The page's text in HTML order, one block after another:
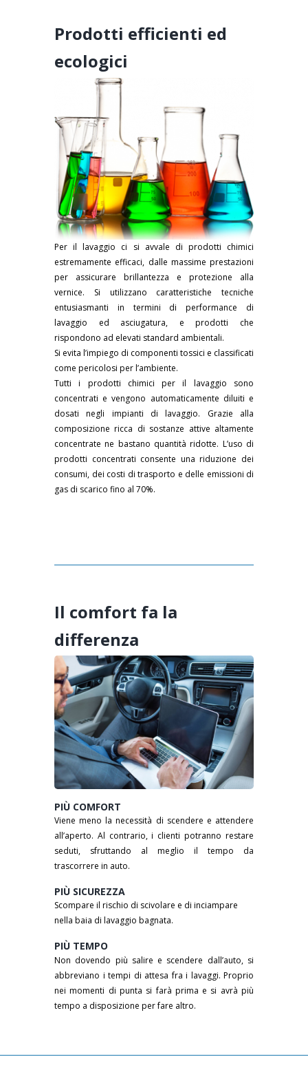
Prodotti efficienti ed
ecologici
Per il lavaggio ci si avvale di prodotti chimici
estremamente efficaci, dalle massime prestazioni
per assicurare brillantezza e protezione alla
vernice. Si utilizzano caratteristiche tecniche
entusiasmanti in termini di performance di
lavaggio ed asciugatura, e prodotti che
rispondono ad elevati standard ambientali.
Si evita l’impiego di componenti tossici e classificati
come pericolosi per l’ambiente.
Tutti i prodotti chimici per il lavaggio sono
concentrati e vengono automaticamente diluiti e
dosati negli impianti di lavaggio. Grazie alla
composizione ricca di sostanze attive altamente
concentrate ne bastano quantità ridotte. L’uso di
prodotti concentrati consente una riduzione dei
consumi, dei costi di trasporto e delle emissioni di
gas di scarico fino al 70%.
Il comfort fa la
differenza
PIÙ COMFORT
Viene meno la necessità di scendere e attendere
all’aperto. Al contrario, i clienti potranno restare
seduti, sfruttando al meglio il tempo da
trascorrere in auto.
PIÙ SICUREZZA
Scompare il rischio di scivolare e di inciampare
nella baia di lavaggio bagnata.
PIÙ TEMPO
Non dovendo più salire e scendere dall’auto, si
abbreviano i tempi di attesa fra i lavaggi. Proprio
nei momenti di punta si farà prima e si avrà più
tempo a disposizione per fare altro.